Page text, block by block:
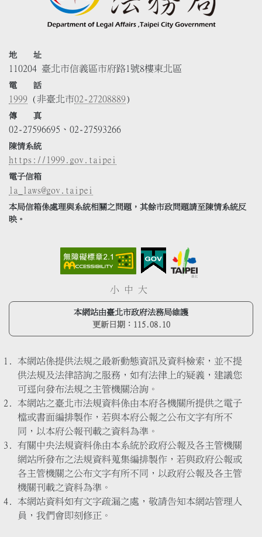
地 址
110204 臺北市信義區市府路1號8樓東北區
電 話
1999 (非臺北市02-27208889)
傳 真
02-27596695、02-27593266
陳情系統
https://1999.gov.taipei
電子信箱
la_laws@gov.taipei
本局信箱係處理與系統相關之問題，其餘市政問題請至陳情系統反
映。
小 中 大
本網站由臺北市政府法務局維護
更新日期： 115.08.10
本網站係提供法規之最新動態資訊及資料檢索，並不提
供法規及法律諮詢之服務，如有法律上的疑義，建議您
可逕向發布法規之主管機關洽詢。
本網站之臺北市法規資料係由本府各機關所提供之電子
檔或書面編排製作，若與本府公報之公布文字有所不
同，以本府公報刊載之資料為準。
有關中央法規資料係由本系統於政府公報及各主管機關
網站所發布之法規資料蒐集編排製作，若與政府公報或
各主管機關之公布文字有所不同，以政府公報及各主管
機關刊載之資料為準。
本網站資料如有文字疏漏之處，敬請告知本網站管理人
員，我們會即刻修正。